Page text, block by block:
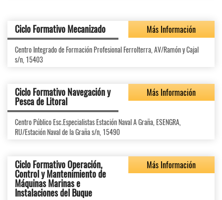
Ciclo Formativo Mecanizado Más Información
Centro Integrado de Formación Profesional Ferrolterra, AV/Ramón y Cajal
s/n, 15403
Ciclo Formativo Navegación y
Pesca de Litoral
Más Información
Centro Público Esc.Especialistas Estación Naval A Graña, ESENGRA,
RU/Estación Naval de la Graña s/n, 15490
Ciclo Formativo Operación,
Control y Mantenimiento de
Máquinas Marinas e
Instalaciones del Buque
Más Información